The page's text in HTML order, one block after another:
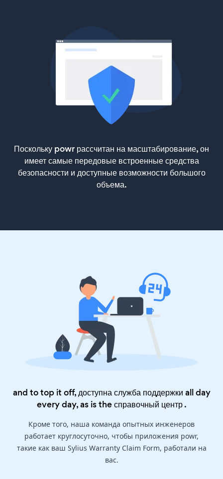
Поскольку powr рассчитан на масштабирование, он
имеет самые передовые встроенные средства
безопасности и доступные возможности большого
объема.
and to top it off, доступна служба поддержки all day
every day, as is theсправочный центр.
Кроме того, наша команда опытных инженеров
работает круглосуточно, чтобы приложения powr,
такие как ваш Sylius Warranty Claim Form, работали на
вас.